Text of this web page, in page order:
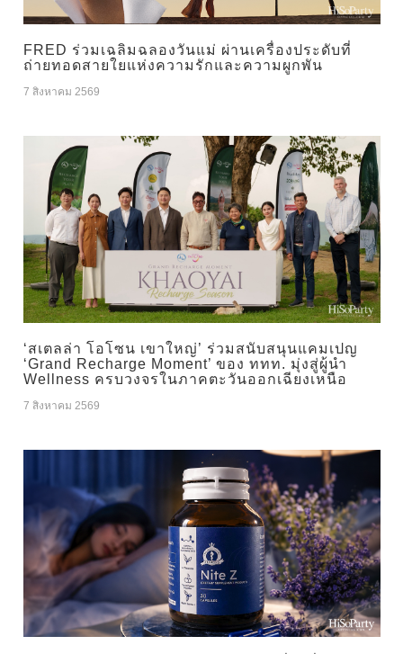
FRED ร่วมเฉลิมฉลองวันแม่ ผ่านเครื่องประดับที่
ถ่ายทอดสายใยแห่งความรักและความผูกพัน
7 สิงหาคม 2569
‘สเตลล่า โอโซน เขาใหญ่’ ร่วมสนับสนุนแคมเปญ
‘Grand Recharge Moment’ ของ ททท. มุ่งสู่ผู้นำ
Wellness ครบวงจรในภาคตะวันออกเฉียงเหนือ
7 สิงหาคม 2569